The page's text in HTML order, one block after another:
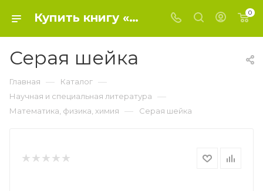
Купить книгу «Серая шейка» 2019, Дмитрий Мамин-Сибиряк - Математика, физика, химия 0
Серая шейка
Главная — Каталог —
Научная и специальная литература —
Математика, физика, химия — Серая шейка